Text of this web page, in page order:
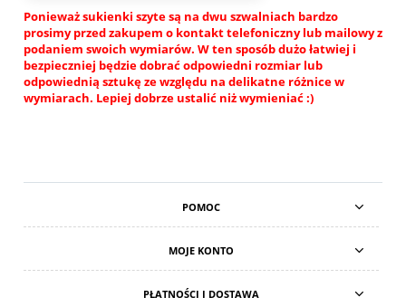
Ponieważ sukienki szyte są na dwu szwalniach bardzo
prosimy przed zakupem o kontakt telefoniczny lub mailowy z
podaniem swoich wymiarów. W ten sposób dużo łatwiej i
bezpieczniej będzie dobrać odpowiedni rozmiar lub
odpowiednią sztukę ze względu na delikatne różnice w
wymiarach. Lepiej dobrze ustalić niż wymieniać :)
POMOC
MOJE KONTO
PŁATNOŚCI I DOSTAWA